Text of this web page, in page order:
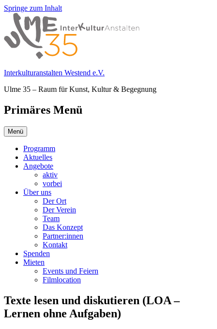
Springe zum Inhalt
Interkulturanstalten Westend e.V.
Ulme 35 – Raum für Kunst, Kultur & Begegnung
Primäres Menü
Menü
Programm
Aktuelles
Angebote
aktiv
vorbei
Über uns
Der Ort
Der Verein
Team
Das Konzept
Partner:innen
Kontakt
Spenden
Mieten
Events und Feiern
Filmlocation
Texte lesen und diskutieren (LOA –
Lernen ohne Aufgaben)